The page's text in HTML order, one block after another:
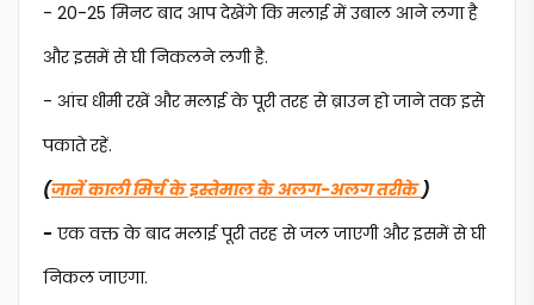
- 20-25 मिनट बाद आप देखेंगे कि मलाई में उबाल आने लगा है
और इसमें से घी निकलने लगी है.
- आंच धीमी रखें और मलाई के पूरी तरह से ब्राउन हो जाने तक इसे
पकाते रहें.
(जानें काली मिर्च के इस्तेमाल के अलग-अलग तरीके)
- एक वक्त के बाद मलाई पूरी तरह से जल जाएगी और इसमें से घी
निकल जाएगा.